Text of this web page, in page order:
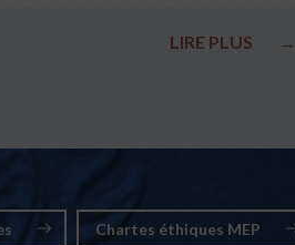
LIRE PLUS →
Chartes éthiques MEP